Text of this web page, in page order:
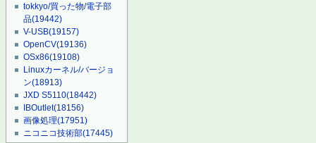
tokkyo/買った物/電子部
品(19442)
V-USB(19157)
OpenCV(19136)
OSx86(19108)
Linuxカーネル/バージョ
ン(18913)
JXD S5110(18442)
IBOutlet(18156)
画像処理(17951)
ニコニコ技術部(17445)